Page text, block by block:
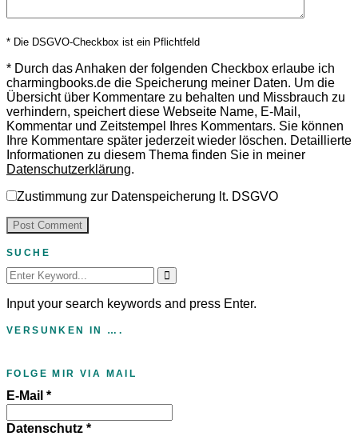
* Die DSGVO-Checkbox ist ein Pflichtfeld
* Durch das Anhaken der folgenden Checkbox erlaube ich
charmingbooks.de die Speicherung meiner Daten. Um die
Übersicht über Kommentare zu behalten und Missbrauch zu
verhindern, speichert diese Webseite Name, E-Mail,
Kommentar und Zeitstempel Ihres Kommentars. Sie können
Ihre Kommentare später jederzeit wieder löschen. Detaillierte
Informationen zu diesem Thema finden Sie in meiner
Datenschutzerklärung.
Zustimmung zur Datenspeicherung lt. DSGVO
SUCHE
Search
for:
Input your search keywords and press Enter.
VERSUNKEN IN ….
FOLGE MIR VIA MAIL
E-Mail *
Datenschutz *